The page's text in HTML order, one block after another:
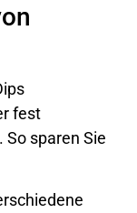
fest
sparen Sie